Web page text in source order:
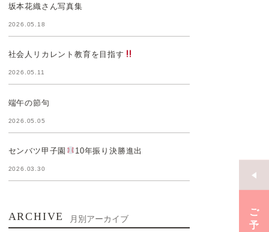
ご
予
坂本花織さん写真集
2026.05.18
社会人リカレント教育を目指す
2026.05.11
端午の節句
2026.05.05
センバツ甲子園 10年振り決勝進出
2026.03.30
ARCHIVE 月別アーカイブ